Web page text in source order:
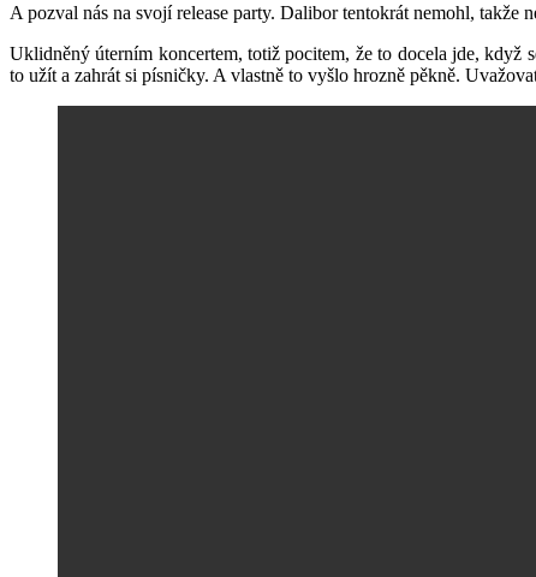
A pozval nás na svojí release party. Dalibor tentokrát nemohl,
Uklidněný úterním koncertem, totiž pocitem, že to docela jde, když
to užít a zahrát si písničky. A vlastně to vyšlo hrozně pěkně.